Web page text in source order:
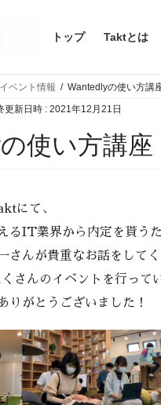
トップ Taktとは
イベント情報
Wantedlyの使い方
更新日時 : 2021年12月21日
使い方講
にて、
るIT業界から内定を貰
さんが貴重なお話をしてく
さんのイベントを行って
りがとうございました！